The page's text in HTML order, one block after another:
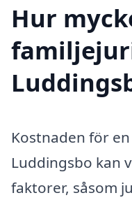
Hur
Kostnaden för
Luddingsbo kan
faktorer, såsom